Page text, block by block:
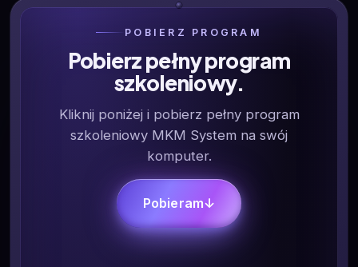
POBIERZ PROGRAM
Pobierz pełny program
szkoleniowy.
Kliknij poniżej i pobierz pełny program
szkoleniowy MKM System na swój
komputer.
Pobieram↓